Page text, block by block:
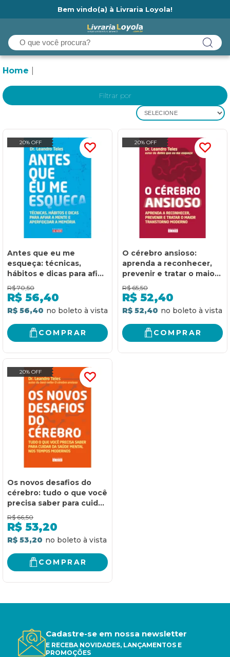
Bem vindo(a) à Livraria Loyola!
Home
Filtrar por
SELECIONE
20% OFF
Antes que eu me
esqueça: técnicas,
hábitos e dicas para afiar
a mente e aperfeiçoar a
memória
R$ 70,50
R$ 56,40
R$ 56,40
COMPRAR
20% OFF
O cérebro ansioso:
aprenda a reconhecer,
prevenir e tratar o maior
transtorno moderno
R$ 65,50
R$ 52,40
R$ 52,40
COMPRAR
20% OFF
Os novos desafios do
cérebro: tudo o que você
precisa saber para cuidar
da saúde mental nos
tempos modernos
R$ 66,50
R$ 53,20
R$ 53,20
COMPRAR
Cadastre-se em nossa newsletter
E RECEBA NOVIDADES, LANÇAMENTOS E
PROMOÇÕES